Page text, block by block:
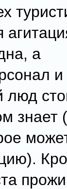
а
и
люд
знает